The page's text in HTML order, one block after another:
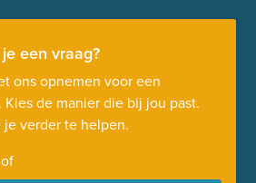
een vraag?
ons opnemen voor een
de manier die bij jou past.
verder te helpen.
of